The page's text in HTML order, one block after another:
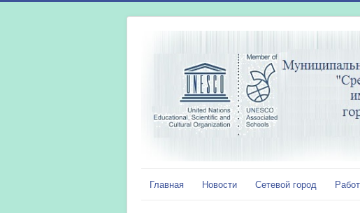
Главная Новости Сетевой город